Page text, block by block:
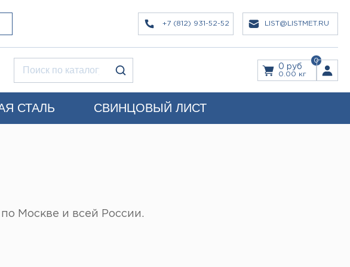
+7 (812) 931-52-52 LIST@LISTMET.RU
0
0 руб
0.00 кг
СТАЛЬ СВИНЦОВЫЙ ЛИСТ
Москве и всей России.